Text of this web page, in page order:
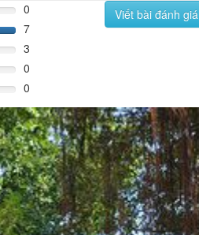
0
7
3
0
0
Viết bài đánh giá